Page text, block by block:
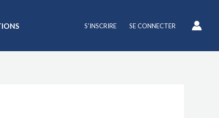
S’INSCRIRE SE CONNECTER